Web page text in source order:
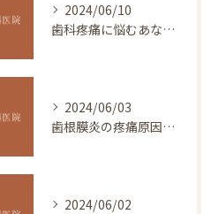
2024/06/10
歯科疼痛に悩むあなたへ。痛みの原因や対処法を伝授！
2024/06/03
歯根膜炎の疼痛原因は中枢性感作です、正しい治療法はあまり知られていません。
2024/06/02